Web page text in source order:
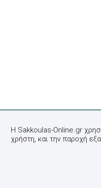
Η Sakkoulas-Online.gr
χρήστη, και την παροχή